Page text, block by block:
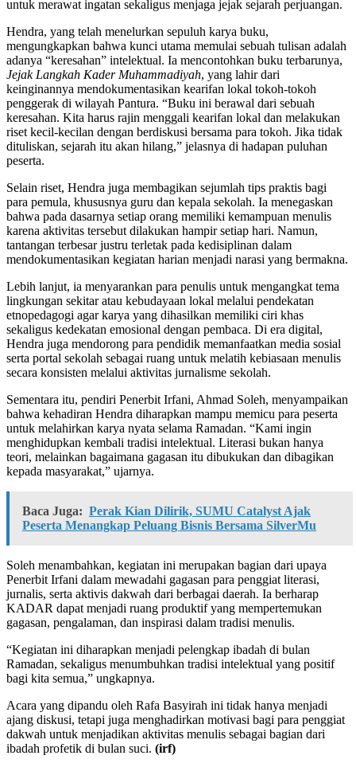
untuk merawat ingatan sekaligus menjaga jejak sejarah perjuangan.
Hendra, yang telah menelurkan sepuluh karya buku,
mengungkapkan bahwa kunci utama memulai sebuah tulisan adalah
adanya “keresahan” intelektual. Ia mencontohkan buku terbarunya,
Jejak Langkah Kader Muhammadiyah, yang lahir dari
keinginannya mendokumentasikan kearifan lokal tokoh-tokoh
penggerak di wilayah Pantura. “Buku ini berawal dari sebuah
keresahan. Kita harus rajin menggali kearifan lokal dan melakukan
riset kecil-kecilan dengan berdiskusi bersama para tokoh. Jika tidak
dituliskan, sejarah itu akan hilang,” jelasnya di hadapan puluhan
peserta.
Selain riset, Hendra juga membagikan sejumlah tips praktis bagi
para pemula, khususnya guru dan kepala sekolah. Ia menegaskan
bahwa pada dasarnya setiap orang memiliki kemampuan menulis
karena aktivitas tersebut dilakukan hampir setiap hari. Namun,
tantangan terbesar justru terletak pada kedisiplinan dalam
mendokumentasikan kegiatan harian menjadi narasi yang bermakna.
Lebih lanjut, ia menyarankan para penulis untuk mengangkat tema
lingkungan sekitar atau kebudayaan lokal melalui pendekatan
etnopedagogi agar karya yang dihasilkan memiliki ciri khas
sekaligus kedekatan emosional dengan pembaca. Di era digital,
Hendra juga mendorong para pendidik memanfaatkan media sosial
serta portal sekolah sebagai ruang untuk melatih kebiasaan menulis
secara konsisten melalui aktivitas jurnalisme sekolah.
Sementara itu, pendiri Penerbit Irfani, Ahmad Soleh, menyampaikan
bahwa kehadiran Hendra diharapkan mampu memicu para peserta
untuk melahirkan karya nyata selama Ramadan. “Kami ingin
menghidupkan kembali tradisi intelektual. Literasi bukan hanya
teori, melainkan bagaimana gagasan itu dibukukan dan dibagikan
kepada masyarakat,” ujarnya.
Baca Juga: Perak Kian Dilirik, SUMU Catalyst Ajak
Peserta Menangkap Peluang Bisnis Bersama SilverMu
Soleh menambahkan, kegiatan ini merupakan bagian dari upaya
Penerbit Irfani dalam mewadahi gagasan para penggiat literasi,
jurnalis, serta aktivis dakwah dari berbagai daerah. Ia berharap
KADAR dapat menjadi ruang produktif yang mempertemukan
gagasan, pengalaman, dan inspirasi dalam tradisi menulis.
“Kegiatan ini diharapkan menjadi pelengkap ibadah di bulan
Ramadan, sekaligus menumbuhkan tradisi intelektual yang positif
bagi kita semua,” ungkapnya.
Acara yang dipandu oleh Rafa Basyirah ini tidak hanya menjadi
ajang diskusi, tetapi juga menghadirkan motivasi bagi para penggiat
dakwah untuk menjadikan aktivitas menulis sebagai bagian dari
ibadah profetik di bulan suci. (irf)